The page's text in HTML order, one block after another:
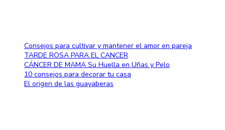
Consejos para cultivar y mantener el amor en pareja
TARDE ROSA PARA EL CANCER
CÁNCER DE MAMA Su Huella en Uñas y Pelo
10 consejos para decorar tu casa
El origen de las guayaberas